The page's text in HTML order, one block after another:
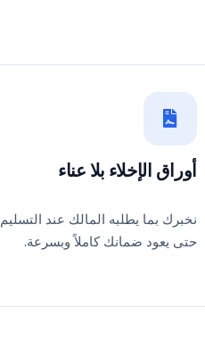
أوراق الإخلاء بلا عناء
نخبرك بما يطلبه المالك عند التسليم
حتى يعود ضمانك كاملاً وبسرعة.